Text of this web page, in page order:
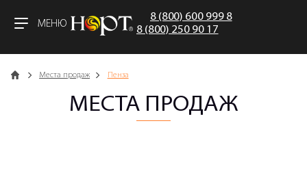
МЕНЮ
8 (800) 600 999 8
8 (800) 250 90 17
Главная Места продаж Пенза
МЕСТА ПРОДАЖ